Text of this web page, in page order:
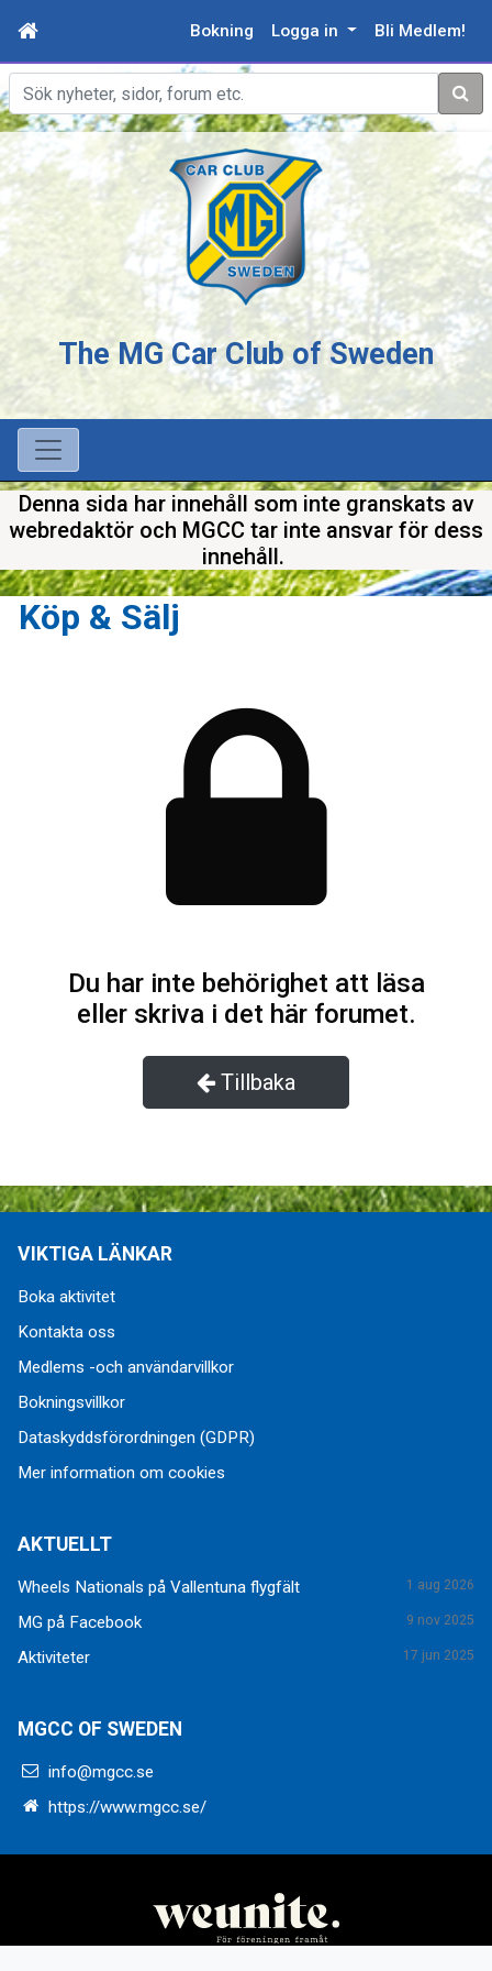
Bokning Logga in Bli Medlem!
Sök
The MG Car Club of Sweden
Denna sida har innehåll som inte granskats av
webredaktör och MGCC tar inte ansvar för dess
innehåll.
Köp & Sälj
Du har inte behörighet att läsa
eller skriva i det här forumet.
Tillbaka
VIKTIGA LÄNKAR
Boka aktivitet
Kontakta oss
Medlems -och användarvillkor
Bokningsvillkor
Dataskyddsförordningen (GDPR)
Mer information om cookies
AKTUELLT
Wheels Nationals på Vallentuna flygfält 1 aug 2026
MG på Facebook 9 nov 2025
Aktiviteter 17 jun 2025
MGCC OF SWEDEN
info@mgcc.se
https://www.mgcc.se/